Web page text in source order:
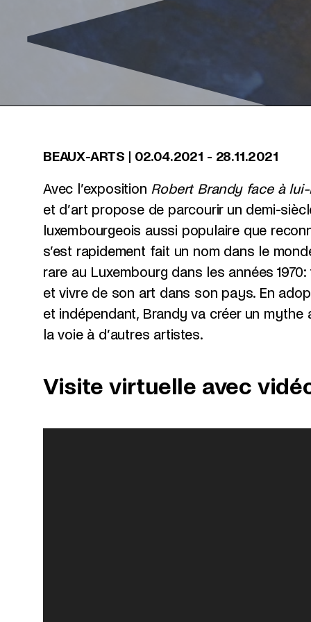
BEAUX-ARTS 02.04.2021 - 28.11.2021
Avec l’exposition Robert Brandy face à
et d’art propose de parcourir un demi-
luxembourgeois aussi populaire que
s’est rapidement fait un nom dans le
rare au Luxembourg dans les années
et vivre de son art dans son pays. En
et indépendant, Brandy va créer un
la voie à d’autres artistes.
Visite virtuelle avec